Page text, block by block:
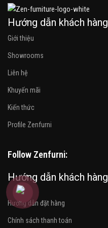
Hướng dẫn khách hàng
Giới thiệu
Showrooms
Liên hệ
Khuyến mãi
Kiến thức
Profile Zenfurni
Follow Zenfurni:
Hướng dẫn khách hàng
Hướng dẫn đặt hàng
Chính sách thanh toán